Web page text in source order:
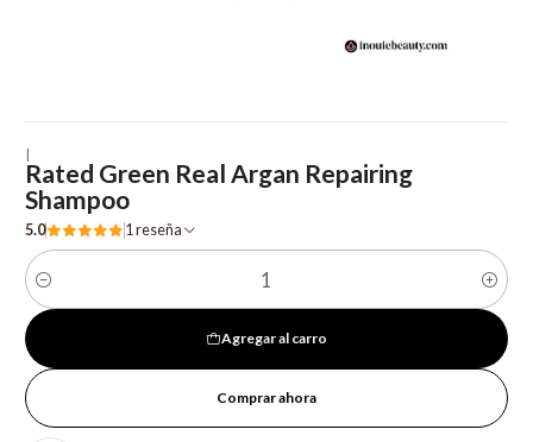
|
Rated Green Real Argan Repairing
Shampoo
5.0 1 reseña
Cantidad
Agregar al carro
Comprar ahora